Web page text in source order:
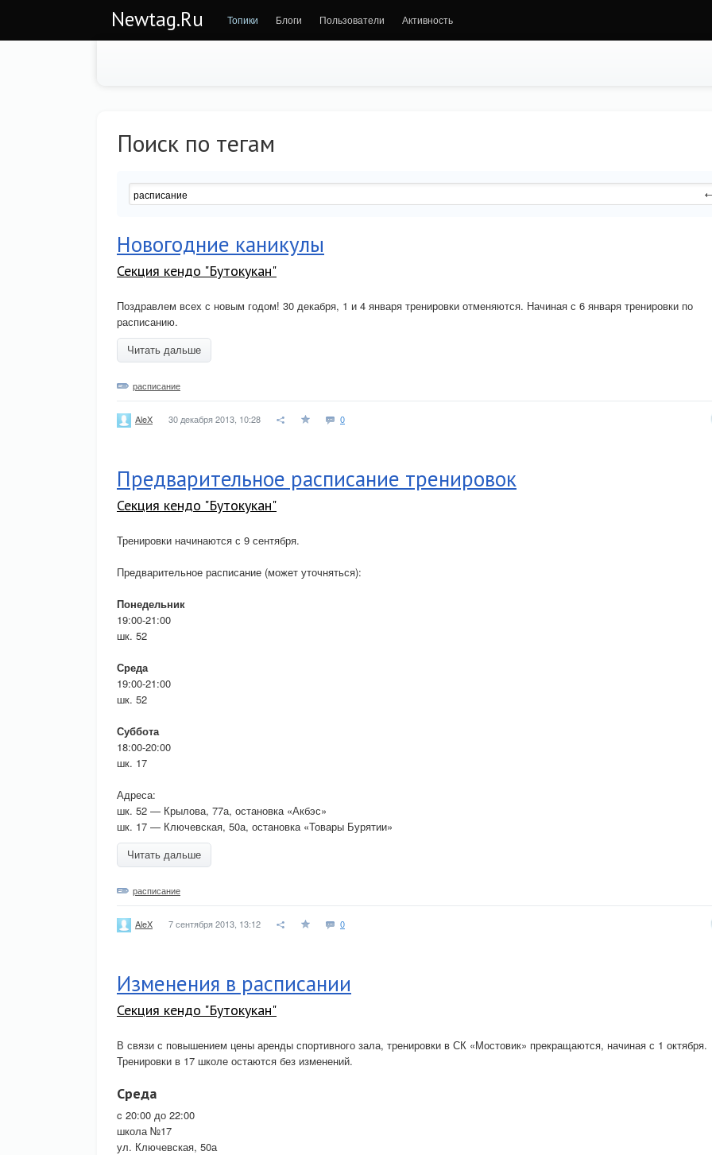
Newtag.Ru Топики Блоги Пользователи Активность
Поиск по тегам
Новогодние каникулы
Секция кендо "Бутокукан"
Поздравлем всех с новым годом! 30 декабря, 1 и 4 января тренировки отменяются. Начиная с 6 января тренировки по
расписанию.
Читать дальше
расписание
AleX 30 декабря 2013, 10:28 0
Предварительное расписание тренировок
Секция кендо "Бутокукан"
Тренировки начинаются с 9 сентября.
Предварительное расписание (может уточняться):
Понедельник
19:00-21:00
шк. 52
Среда
19:00-21:00
шк. 52
Суббота
18:00-20:00
шк. 17
Адреса:
шк. 52 — Крылова, 77а, остановка «Акбэс»
шк. 17 — Ключевская, 50а, остановка «Товары Бурятии»
Читать дальше
расписание
AleX 7 сентября 2013, 13:12 0
Изменения в расписании
Секция кендо "Бутокукан"
В связи с повышением цены аренды спортивного зала, тренировки в СК «Мостовик» прекращаются, начиная с 1 октября.
Тренировки в 17 школе остаются без изменений.
Среда
c 20:00 до 22:00
школа №17
ул. Ключевская, 50а